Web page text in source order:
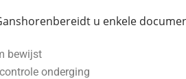
u enkele
bewijst
onderging